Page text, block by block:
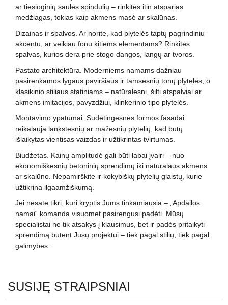
ar tiesioginių saulės spindulių – rinkitės itin atsparias
medžiagas, tokias kaip akmens masė ar skalūnas.
Dizainas ir spalvos. Ar norite, kad plytelės taptų pagrindiniu
akcentu, ar veikiau fonu kitiems elementams? Rinkitės
spalvas, kurios dera prie stogo dangos, langų ar tvoros.
Pastato architektūra. Moderniems namams dažniau
pasirenkamos lygaus paviršiaus ir tamsesnių tonų plytelės, o
klasikinio stiliaus statiniams – natūralesni, šilti atspalviai ar
akmens imitacijos, pavyzdžiui, klinkerinio tipo plytelės.
Montavimo ypatumai. Sudėtingesnės formos fasadai
reikalauja lankstesnių ar mažesnių plytelių, kad būtų
išlaikytas vientisas vaizdas ir užtikrintas tvirtumas.
Biudžetas. Kainų amplitudė gali būti labai įvairi – nuo
ekonomiškesnių betoninių sprendimų iki natūralaus akmens
ar skalūno. Nepamirškite ir kokybiškų plytelių glaistų, kurie
užtikrina ilgaamžiškumą.
Jei nesate tikri, kuri kryptis Jums tinkamiausia – „Apdailos
namai“ komanda visuomet pasirengusi padėti. Mūsų
specialistai ne tik atsakys į klausimus, bet ir padės pritaikyti
sprendimą būtent Jūsų projektui – tiek pagal stilių, tiek pagal
galimybes.
SUSIJĘ STRAIPSNIAI